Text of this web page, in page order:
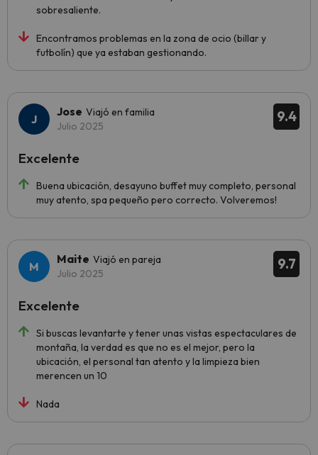
sobresaliente.
Encontramos problemas en la zona de ocio (billar y
futbolín) que ya estaban gestionando.
9.4
Jose Viajó en familia
Julio 2025
Buena ubicación, desayuno buffet muy completo, personal
muy atento, spa pequeño pero correcto. Volveremos!
Excelente
9.7
Maite Viajó en pareja
Julio 2025
Si buscas levantarte y tener unas vistas espectaculares de
montaña, la verdad es que no es el mejor, pero la
ubicación, el personal tan atento y la limpieza bien
merencen un 10
Nada
Excelente